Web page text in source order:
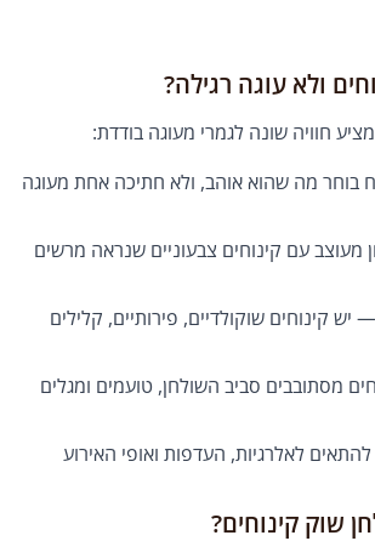
ולא עוגה רגילה?
חוויה שונה לגמרי מעוגה בודדת:
בוחר מה שהוא אוהב, ולא חתיכה אחת מעוגה
מעוצב עם קינוחים צבעוניים שנראה מרשים
— יש קינוחים שוקולדיים, פירותיים, קלילים
מסתובבים סביב השולחן, טועמים ומגלים
לאלרגיות, העדפות ואופי האירוע
שוק קינוחים?